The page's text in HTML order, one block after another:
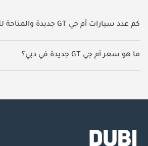
كم عدد سيارات أم جي GT جديدة والمتاحة للبيع في دبي؟
8 سيارة أم جي GT جديدة متوفرة للبيع في دبي.
ما هو سعر أم جي GT جديدة في دبي؟
يبدأ سعر سيارة أم جي GT جديدة في دبي 37,799.